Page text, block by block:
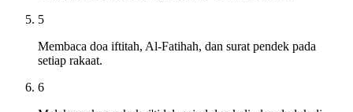
5
Membaca doa iftitah, Al-Fatihah, dan surat pendek pada
setiap rakaat.
6